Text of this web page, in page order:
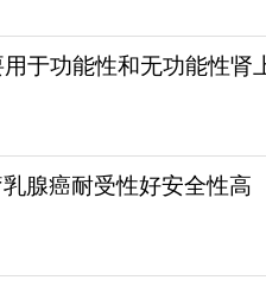
用于功能性和无功能性肾
腺癌耐受性好安全性高